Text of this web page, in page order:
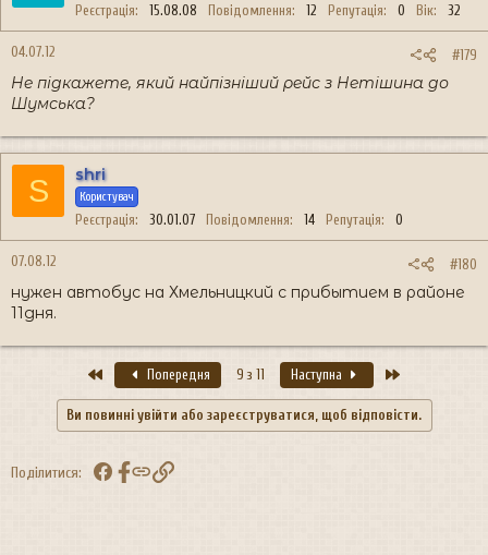
Реєстрація 15.08.08 Повідомлення 12 Репутація 0 Вік 32
04.07.12 #179
Не підкажете, який найпізніший рейс з Нетішина до
Шумська?
S shri
Користувач
Реєстрація 30.01.07 Повідомлення 14 Репутація 0
07.08.12 #180
нужен автобус на Хмельницкий с прибытием в районе
11дня.
Перший Попередня 9 з 11 Наступна
Ви повинні увійти або зареєструватися, щоб відповісти.
Поділитися: FacebookПосилання